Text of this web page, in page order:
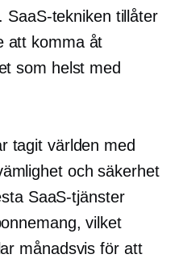
SaaS-tekniken tillåter
att komma åt
som helst med
tagit världen med
och säkerhet
SaaS-tjänster
vilket
månadsvis för att